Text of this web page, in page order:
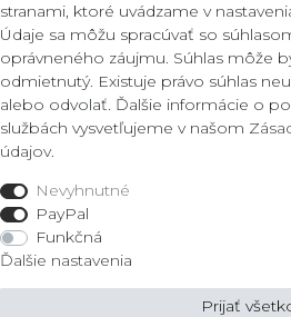
ZLATO lux Košice s.r.o.
Obrody 23,
040 11 Košice
Fon: 055/685 78 60
info@zlatolux.sk
stranami, ktoré uvádzame v
Údaje sa môžu spracúvať so
oprávneného záujmu. Súhlas môže
odmietnutý. Existuje právo súhlas
alebo odvolať. Ďalšie informácie o
službách vysvetľujeme v našom
údajov.
Nevyhnutné
PayPal
Funkčná
Ďalšie nastavenia
Prijať